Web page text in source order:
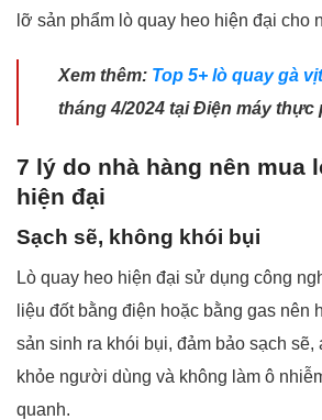
lỡ sản phẩm lò quay heo hiện đại cho
Xem thêm: Top 5+ lò quay gà
tháng 4/2024 tại Điện máy thực
7 lý do nhà hàng nên mua
hiện đại
Sạch sẽ, không khói bụi
Lò quay heo hiện đại sử dụng công
liệu đốt bằng điện hoặc bằng gas nên
sản sinh ra khói bụi, đảm bảo sạch sẽ,
khỏe người dùng và không làm ô
quanh.